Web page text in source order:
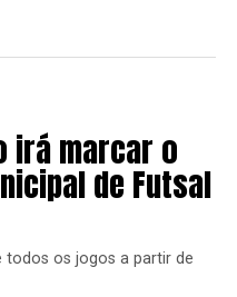
irá marcar o
de Futsal
todos os jogos a partir de